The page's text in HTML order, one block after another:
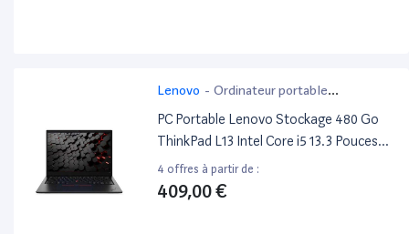
Lenovo - Ordinateur portable
bureautique
PC Portable Lenovo Stockage 480 Go
ThinkPad L13 Intel Core i5 13.3 Pouces
Ram 16Go
4 offres à partir de :
409,00 €